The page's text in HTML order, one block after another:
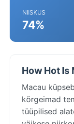
NIISKUS
74%
How Hot Is
Macau
kõrgeimad
tüüpilised